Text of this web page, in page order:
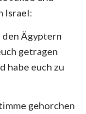
Israel:
den Ägyptern
getragen
habe euch zu
gehorchen